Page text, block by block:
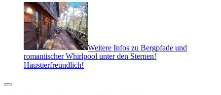
Weitere Infos zu Bergpfade und
romantischer Whirlpool unter den Sternen!
Haustierfreundlich!